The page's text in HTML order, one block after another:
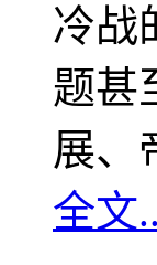
冷战
题甚
展、
全文